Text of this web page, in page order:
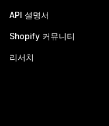
API 설명서
Shopify 커뮤니티
리서치